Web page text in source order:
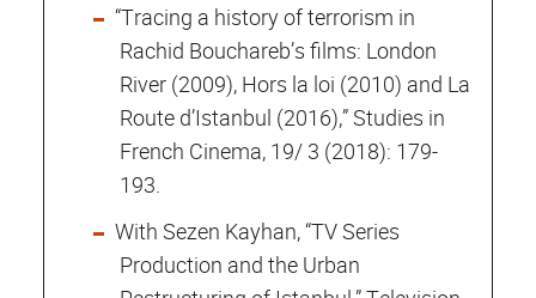
“Tracing a history of terrorism in
Rachid Bouchareb’s films: London
River (2009), Hors la loi (2010) and La
Route d’Istanbul (2016),” Studies in
French Cinema, 19/ 3 (2018): 179-
193.
With Sezen Kayhan, “TV Series
Production and the Urban